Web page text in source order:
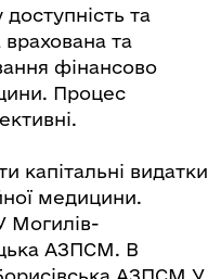
доступність та
врахована та
фінансово
Процес
капітальні видатки
медицини.
Могилів-
АЗПСМ. В